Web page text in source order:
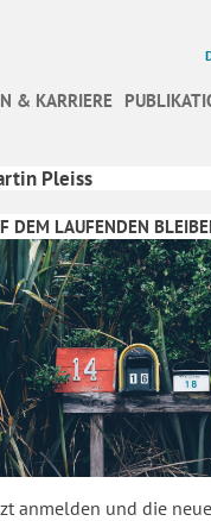
& KARRIERE
Pleiss
DEM LAUFENDEN
anmelden und die